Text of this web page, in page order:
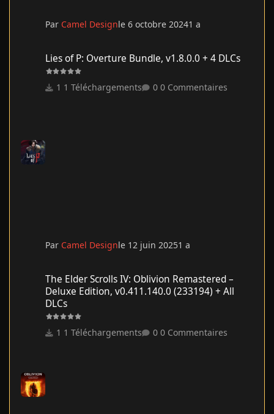
Par Camel Designle 6 octobre 20241 a
Lies of P: Overture Bundle, v1.8.0.0 + 4 DLCs
1 Téléchargements 0 Commentaires
Par Camel Designle 12 juin 20251 a
The Elder Scrolls IV: Oblivion Remastered –
Deluxe Edition, v0.411.140.0 (233194) + All
DLCs
1 Téléchargements 0 Commentaires